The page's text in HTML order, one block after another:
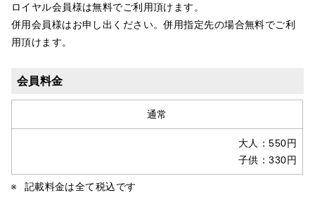
ロイヤル会員様は無料でご利用頂けます。
併用会員様はお申し出ください。併用指定先の場合無料でご利
用頂けます。
会員料金
通常
大人：550円
子供：330円
記載料金は全て税込です